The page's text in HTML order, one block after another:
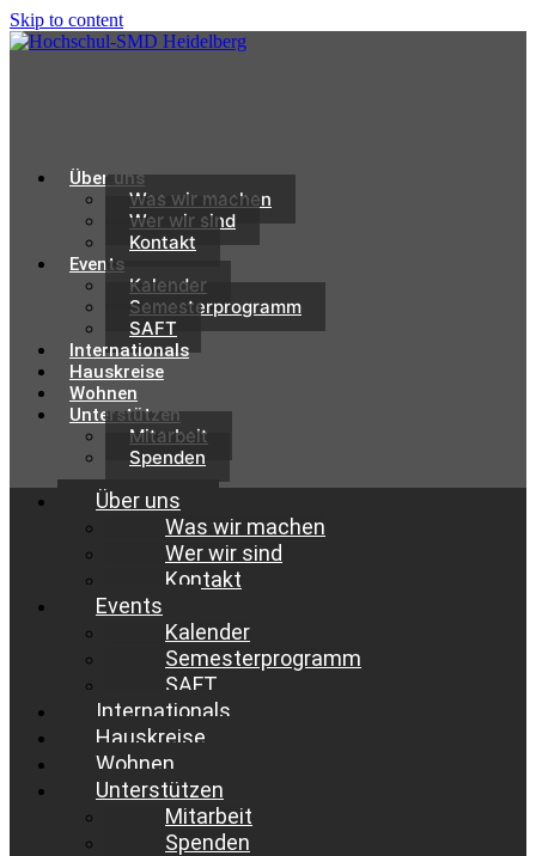
Skip to content
Über uns
Was wir machen
Wer wir sind
Kontakt
Events
Kalender
Semesterprogramm
SAFT
Internationals
Hauskreise
Wohnen
Unterstützen
Mitarbeit
Spenden
Über uns
Was wir machen
Wer wir sind
Kontakt
Events
Kalender
Semesterprogramm
SAFT
Internationals
Hauskreise
Wohnen
Unterstützen
Mitarbeit
Spenden